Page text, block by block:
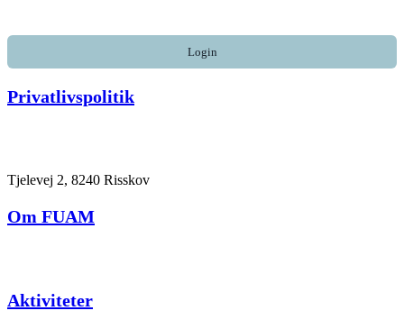
Login
Privatlivspolitik
Tjelevej 2, 8240 Risskov
Om FUAM
Aktiviteter